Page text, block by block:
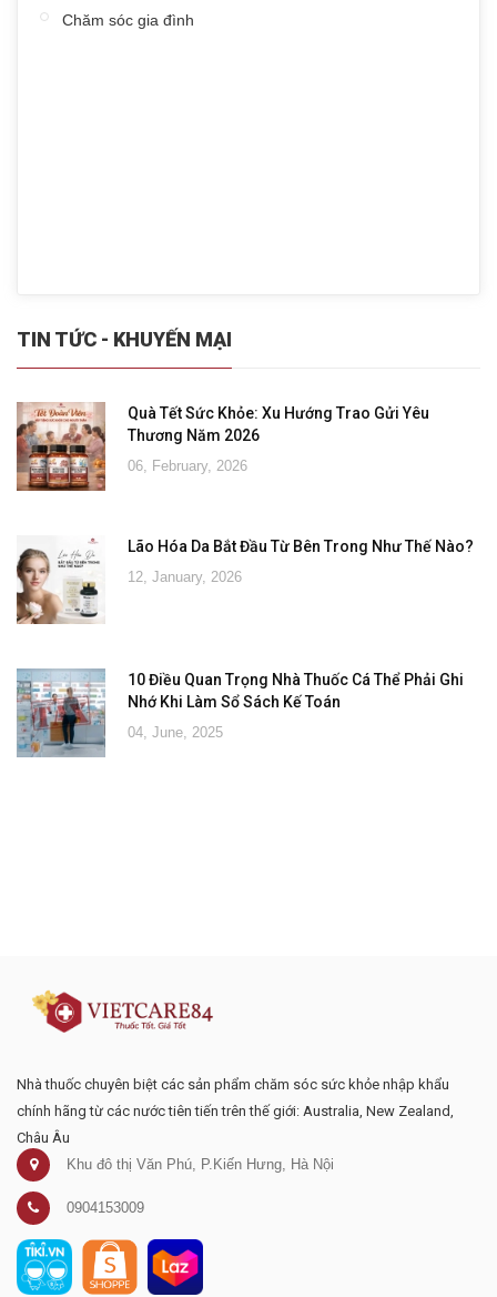
Chăm sóc gia đình
TIN TỨC - KHUYẾN MẠI
Quà Tết Sức Khỏe: Xu Hướng Trao Gửi Yêu
Thương Năm 2026
06, February, 2026
Lão Hóa Da Bắt Đầu Từ Bên Trong Như Thế Nào?
12, January, 2026
10 Điều Quan Trọng Nhà Thuốc Cá Thể Phải Ghi
Nhớ Khi Làm Sổ Sách Kế Toán
04, June, 2025
Nhà thuốc chuyên biệt các sản phẩm chăm sóc sức khỏe nhập khẩu
chính hãng từ các nước tiên tiến trên thế giới: Australia, New Zealand,
Châu Âu
Khu đô thị Văn Phú, P.Kiến Hưng, Hà Nội
0904153009